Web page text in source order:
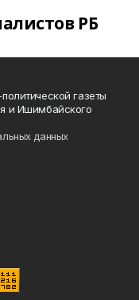
РБ
газеты
и Ишимбайского
данных